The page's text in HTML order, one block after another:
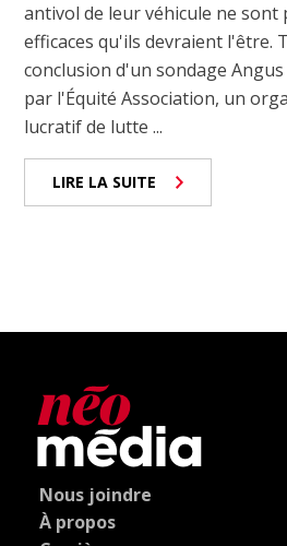
antivol de leur véhicule ne sont
efficaces qu'ils devraient l'être.
conclusion d'un sondage Angus
par l'Équité Association, un
lucratif de lutte ...
LIRE LA SUITE
Nous joindre
À propos